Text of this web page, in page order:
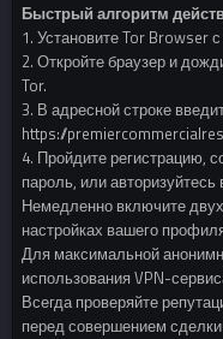
Быстрый алгоритм
1. Установите Tor Browser
2. Откройте браузер и
Tor.
3. В адресной строке
https://
4. Пройдите регистрацию,
пароль, или авторизуйтесь
Немедленно включите
настройках вашего
Для максимальной
использования VPN-
Всегда проверяйте
перед совершением сделки